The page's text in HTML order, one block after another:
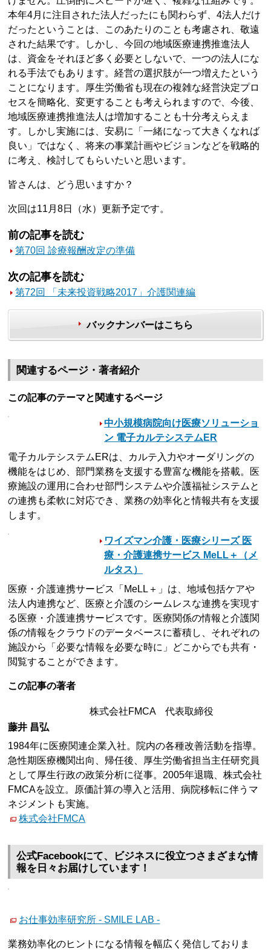
本年4月に注目された法人だったにも関わらず、4法人だけ
だったということは、このあたりのことも考慮され、敬遠
された結果です。しかし、今回の地域医療連携推進法人
は、資金をそれほど多く必要としないで、一つの法人にな
れる手法でもあります。経営の選択肢が一つ増えたという
ことになります。厚生労働省も現在の複雑な経営決定プロ
セスを簡略化、変更することも考えられますので、今後、
地域医療連携推進法人は増加することも十分考えらえま
す。しかし実施には、安易に「一緒になって大きくなれば
良い」ではなく、将来の事業計画やビジョンなどを戦略的
に考え、検討してもらいたいと思います。
皆さんは、どう思いますか？
次回は11月8日（水）更新予定です。
前の記事を読む
第70回 診療報酬改定の準備
次の記事を読む
第72回 「未来投資戦略2017」介護関連編
バックナンバーはこちら
関連するページ・著者紹介
この記事のテーマと関連するページ
中小規模病院向け医療ソリューショ
ン 電子カルテシステムER
電子カルテシステムERは、カルテ入力やオーダリングの
機能をはじめ、部門業務を支援する豊富な機能を搭載。医
療施設の運用に合わせ部門システムや介護福祉システムと
の連携も柔軟に対応でき、業務の効率化と情報共有を支援
します。
ワイズマン介護・医療シリーズ 医
療・介護連携サービス MeLL＋（メ
ルタス）
医療・介護連携サービス「MeLL＋」は、地域包括ケアや
法人内連携など、医療と介護のシームレスな連携を実現す
る医療・介護連携サービスです。医療関係の情報と介護関
係の情報をクラウドのデータベースに蓄積し、それぞれの
施設から「必要な情報を必要な時に」どこからでも共有・
閲覧することができます。
この記事の著者
株式会社FMCA 代表取締役
藤井 昌弘
1984年に医療関連企業入社。院内の各種改善活動を指導。
急性期医療機関出向、帰任後、厚生労働省担当主任研究員
として厚生行政の政策分析に従事。2005年退職、株式会社
FMCAを設立。原価計算の導入と活用、病院移転に伴うマ
ネジメントも実施。
株式会社FMCA
公式Facebookにて、ビジネスに役立つさまざまな情
報を日々お届けしています！
お仕事効率研究所 - SMILE LAB -
業務効率化のヒントになる情報を幅広く発信しておりま